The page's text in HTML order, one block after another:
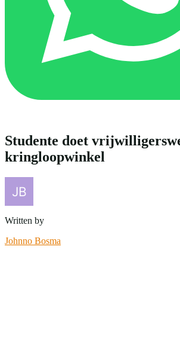
Studente doet
kringloopwinkel
Written by
Johnno Bosma